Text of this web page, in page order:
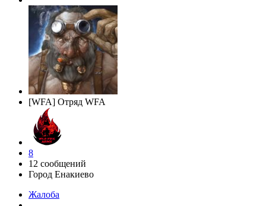
[WFA] Отряд WFA
8
12 сообщений
Город Енакиево
Жалоба